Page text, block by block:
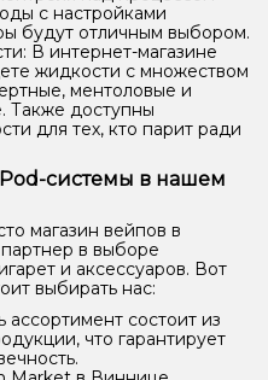
с настройками
будут отличным выбором.
В интернет-магазине
жидкости с множеством
ментоловые и
Также доступны
для тех, кто парит ради
системы в нашем
магазин вейпов в
в выборе
и аксессуаров. Вот
выбирать нас:
ассортимент состоит из
что гарантирует